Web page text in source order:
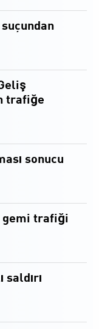
suçundan
trafiğe
sonucu
gemi trafiği